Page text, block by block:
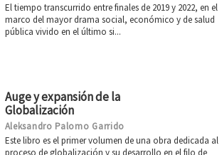
El tiempo transcurrido entre finales de 2019 y 2022, en el
marco del mayor drama social, económico y de salud
pública vivido en el último si...
Auge y expansión de la
Globalización
Aleksandro Palomo Garrido
Este libro es el primer volumen de una obra dedicada al
proceso de globalización y su desarrollo en el filo de